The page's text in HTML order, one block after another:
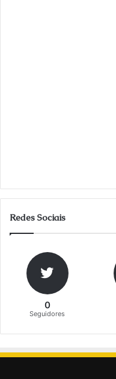
Redes Sociais
0
Seguidores